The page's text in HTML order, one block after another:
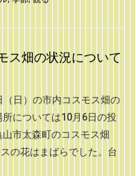
ス畑の状況について
日）の市内コスモス畑の
については10月6日の投
市太森町のコスモス畑
の花はまばらでした。台